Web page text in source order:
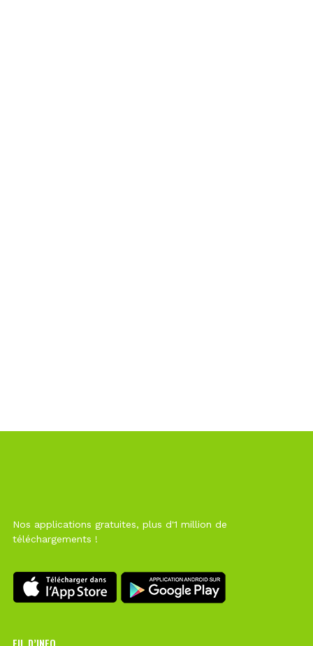
Nos applications gratuites, plus d'1 million de
téléchargements !
FIL D’INFO